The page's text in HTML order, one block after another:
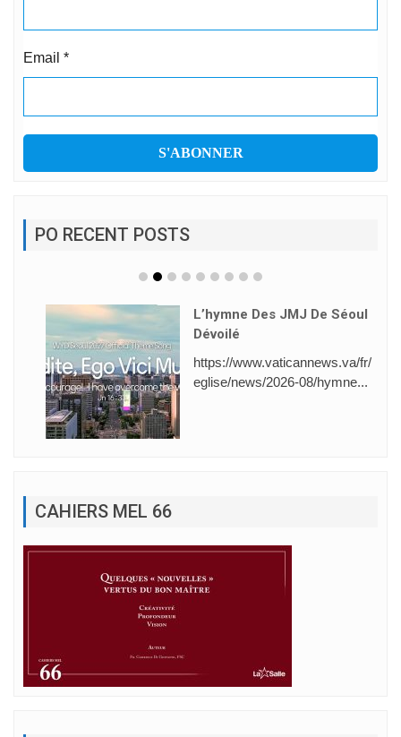
Email *
PO RECENT POSTS
L’hymne Des JMJ De Séoul
Dévoilé
https://www.vaticannews.va/fr/
eglise/news/2026-08/hymne...
CAHIERS MEL 66